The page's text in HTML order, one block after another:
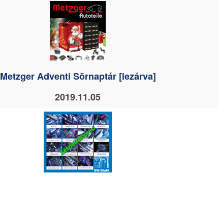
Metzger Adventi Sörnaptár [lezárva]
2019.11.05